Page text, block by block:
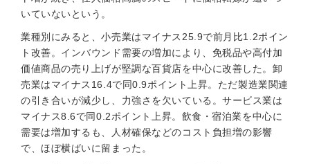
いていないという。
業種別にみると、小売業はマイナス25.9で前月比1.2ポイン
ト改善。インバウンド需要の増加により、免税品や高付加
価値商品の売り上げが堅調な百貨店を中心に改善した。卸
売業はマイナス16.4で同0.9ポイント上昇。ただ製造業関連
の引き合いが減少し、力強さを欠いている。サービス業は
マイナス8.6で同0.2ポイント上昇。飲食・宿泊業を中心に
需要は増加するも、人材確保などのコスト負担増の影響
で、ほぼ横ばいに留まった。